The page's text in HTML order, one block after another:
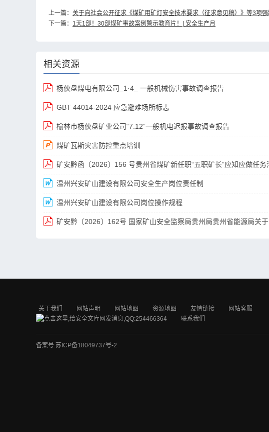
上一篇： 关于向社会公开征求《煤矿用矿灯安全技术要求（征求意见稿）》等3项
下一篇： 1天1部！30部煤矿事故案例警示教育片！| 安全生产月
相关资源
杨伙盘煤电有限公司_1·4_ 一般机械伤害事故调查报告
GBT 44014-2024 应急避难场所标志
榆林市杨伙盘矿业公司“7.12”一般机电迟报事故调查报告
煤矿瓦斯灾害防控重点培训
矿安黔函〔2026〕156 号贵州省煤矿新任职“五职矿长”应知应做任务
温州兴安矿山建设有限公司安全生产岗位责任制
温州兴安矿山建设有限公司岗位操作规程
矿安黔〔2026〕162号 国家矿山安全监察局贵州局贵州省能源局关
关于我们 网站声明 网站地图 资源地图 友情链接
网站客服
联系我们
备案号:苏ICP备18049737号-2